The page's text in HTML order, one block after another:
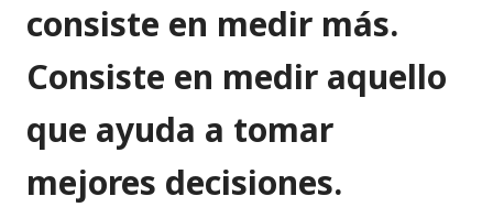
consiste en medir más.
Consiste en medir aquello
que ayuda a tomar
mejores decisiones.